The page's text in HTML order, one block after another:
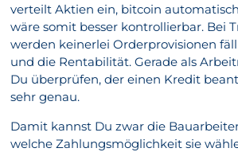
verteilt Aktien ein, bitcoin
wäre somit besser kontrollierbar. Bei
werden keinerlei Orderprovisionen
und die Rentabilität. Gerade als
Du überprüfen, der einen Kredit
sehr genau.
Damit kannst Du zwar die
welche Zahlungsmöglichkeit sie